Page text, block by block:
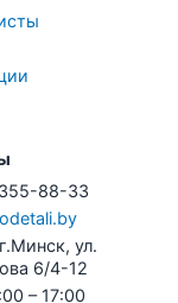
88-33
ул.
6/4-12
– 17:00